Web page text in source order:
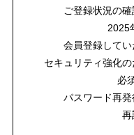
ご登録状況の確
2025
会員登録してい
セキュリティ強化
必
パスワード再発
再